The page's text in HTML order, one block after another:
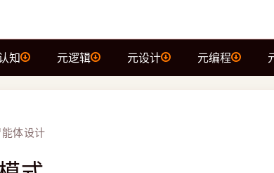
知 元逻辑 元设计 元编程
体设计